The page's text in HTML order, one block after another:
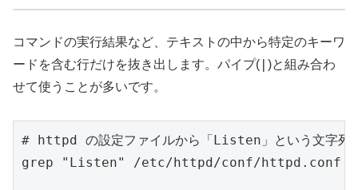
コマンドの実行結果など、テキストの中から特定のキーワ
ードを含む行だけを抜き出します。パイプ( | )と組み合わ
せて使うことが多いです。
# httpd の設定ファイルから「Listen」という文字列
grep "Listen" /etc/httpd/conf/httpd.conf